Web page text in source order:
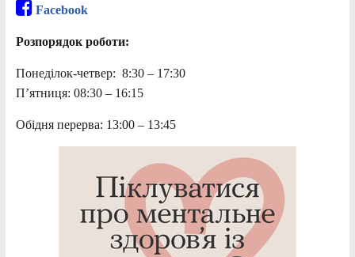
Facebook
Розпорядок роботи:
Понеділок-четвер: 8:30 – 17:30
П’ятниця: 08:30 – 16:15
Обідня перерва: 13:00 – 13:45